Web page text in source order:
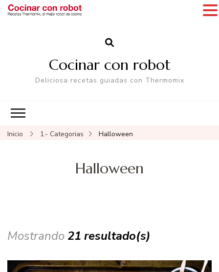
Cocinar con robot
Deliciosa recetas guiadas con Thermomix
Inicio 1.- Categorias Halloween
Halloween
Mostrando 21 resultado(s)